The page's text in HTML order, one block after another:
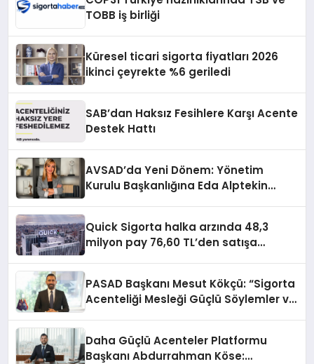
TOBB iş birliği
Küresel ticari sigorta fiyatları 2026
ikinci çeyrekte %6 geriledi
SAB’dan Haksız Fesihlere Karşı Acente
Destek Hattı
AVSAD’da Yeni Dönem: Yönetim
Kurulu Başkanlığına Eda Alptekin
Quick Sigorta halka arzında 48,3
milyon pay 76,60 TL’den satışa
PASAD Başkanı Mesut Kökçü: “Sigorta
Acenteliği Mesleği Güçlü Söylemler ve
Daha Güçlü Acenteler Platformu
Başkanı Abdurrahman Köse: